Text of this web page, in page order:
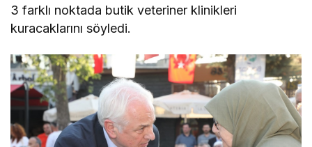
3 farklı noktada butik veteriner klinikleri
kuracaklarını söyledi.